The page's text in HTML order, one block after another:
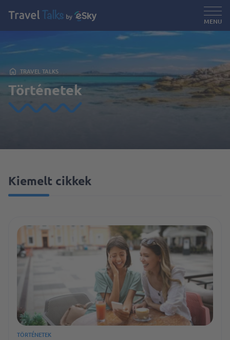
MENU
TRAVEL TALKS
Történetek
Kiemelt cikkek
TÖRTÉNETEK